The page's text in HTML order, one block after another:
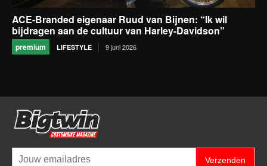
ACE-Branded eigenaar Ruud van Bijnen: “Ik wil
bijdragen aan de cultuur van Harley-Davidson”
premium LIFESTYLE 9 juni 2026
Verzenden